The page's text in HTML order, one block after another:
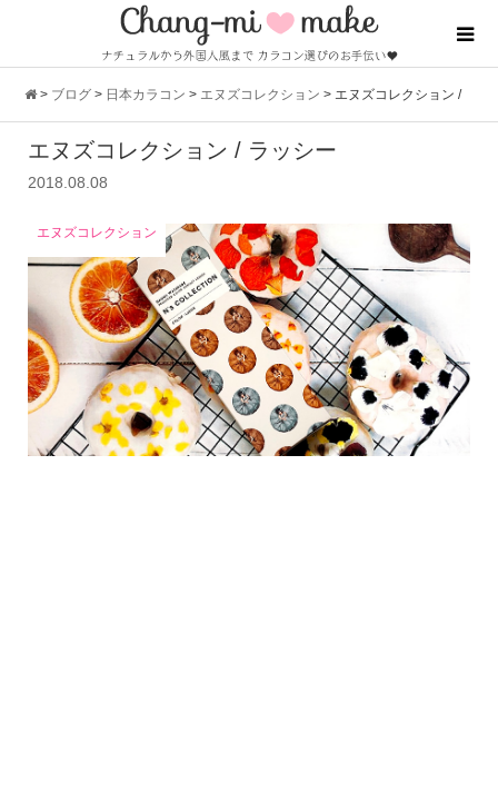
> ブログ > 日本カラコン > エヌズコレクション > エヌズコレクション /
ラッシー
エヌズコレクション / ラッシー
2018.08.08
エヌズコレクション